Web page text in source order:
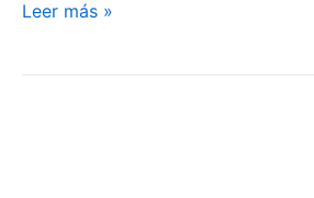
Leer más »